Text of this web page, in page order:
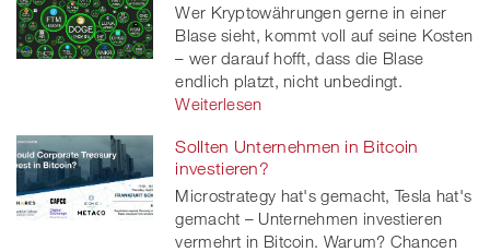
Wer Kryptowährungen gerne in einer
Blase sieht, kommt voll auf seine Kosten
– wer darauf hofft, dass die Blase
endlich platzt, nicht unbedingt.
Weiterlesen
Sollten Unternehmen in Bitcoin
investieren?
Microstrategy hat's gemacht, Tesla hat's
gemacht – Unternehmen investieren
vermehrt in Bitcoin. Warum? Chancen